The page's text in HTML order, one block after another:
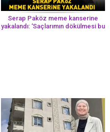
Serap Paköz meme kanserine
yakalandı: ‘Saçlarımın dökülmesi bu